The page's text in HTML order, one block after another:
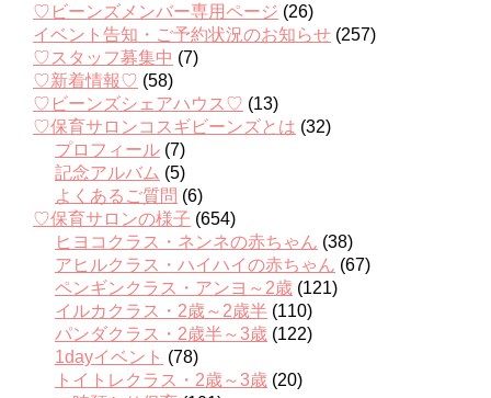
♡ビーンズメンバー専用ページ (26)
イベント告知・ご予約状況のお知らせ (257)
♡スタッフ募集中 (7)
♡新着情報♡ (58)
♡ビーンズシェアハウス♡ (13)
♡保育サロンコスギビーンズとは (32)
プロフィール (7)
記念アルバム (5)
よくあるご質問 (6)
♡保育サロンの様子 (654)
ヒヨコクラス・ネンネの赤ちゃん (38)
アヒルクラス・ハイハイの赤ちゃん (67)
ペンギンクラス・アンヨ～2歳 (121)
イルカクラス・2歳～2歳半 (110)
パンダクラス・2歳半～3歳 (122)
1dayイベント (78)
トイトレクラス・2歳～3歳 (20)